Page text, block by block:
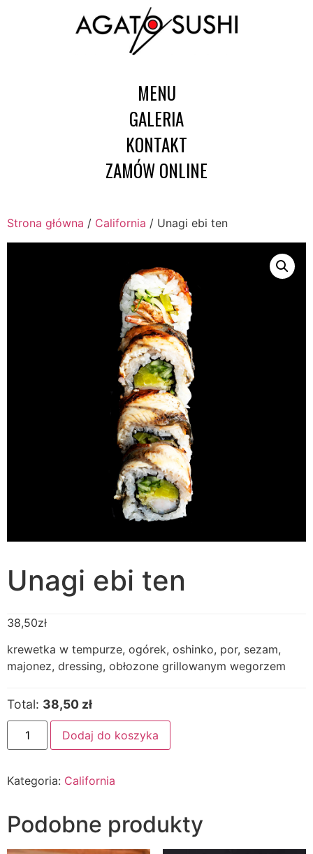
MENU
GALERIA
KONTAKT
ZAMÓW ONLINE
Strona główna / California / Unagi ebi ten
Unagi ebi ten
38,50zł
krewetka w tempurze, ogórek, oshinko, por, sezam,
majonez, dressing, obłozone grillowanym wegorzem
Total: 38,50 zł
Dodaj do koszyka
Kategoria: California
Podobne produkty